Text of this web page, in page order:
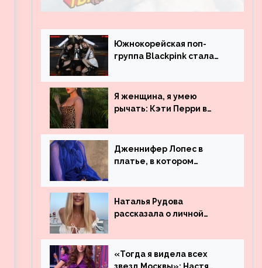
Южнокорейская поп-
группа Blackpink стала
просмотрам на YouTube.
Они обогнали даже
Джастина Бибера
Я женщина, я умею
рычать: Кэти Перри в
Дженнифер Лопес в
платье, в котором
незамеченной
Наталья Рудова
рассказала о личной
«Тогда я видела всех